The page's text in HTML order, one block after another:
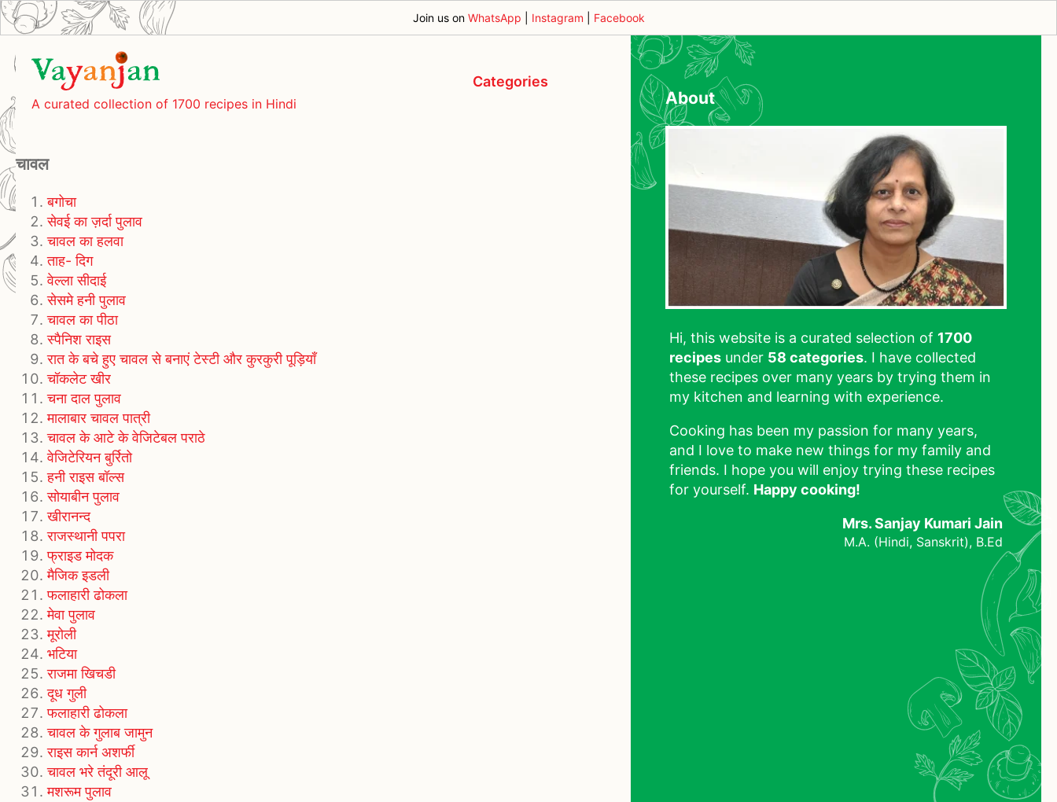
Join us on WhatsApp Instagram Facebook
A curated collection of 1700 recipes in Hindi
Categories
चावल
बगोचा
सेवई का ज़र्दा पुलाव
चावल का हलवा
ताह- दिग
वेल्ला सीदाई
सेसमे हनी पुलाव
चावल का पीठा
स्पैनिश राइस
रात के बचे हुए चावल से बनाएं टेस्टी और कुरकुरी पूड़ियाँ
चॉकलेट खीर
चना दाल पुलाव
मालाबार चावल पात्री
चावल के आटे के वेजिटेबल पराठे
वेजिटेरियन बुर्रितो
हनी राइस बॉल्स
सोयाबीन पुलाव
खीरानन्द
राजस्‍थानी पपरा
फ्राइड मोदक
मैजिक इडली
फलाहारी ढोकला
मेवा पुलाव
मूरोली
भटिया
राजमा खिचडी
दूध गुली
फलाहारी ढोकला
चावल के गुलाब जामुन
राइस कार्न अशर्फी
चावल भरे तंदूरी आलू
मशरूम पुलाव
About
Hi, this website is a curated selection of 1700
recipes under 58 categories. I have collected
these recipes over many years by trying them in
my kitchen and learning with experience.
Cooking has been my passion for many years,
and I love to make new things for my family and
friends. I hope you will enjoy trying these recipes
for yourself. Happy cooking!
Mrs. Sanjay Kumari Jain
M.A. (Hindi, Sanskrit), B.Ed